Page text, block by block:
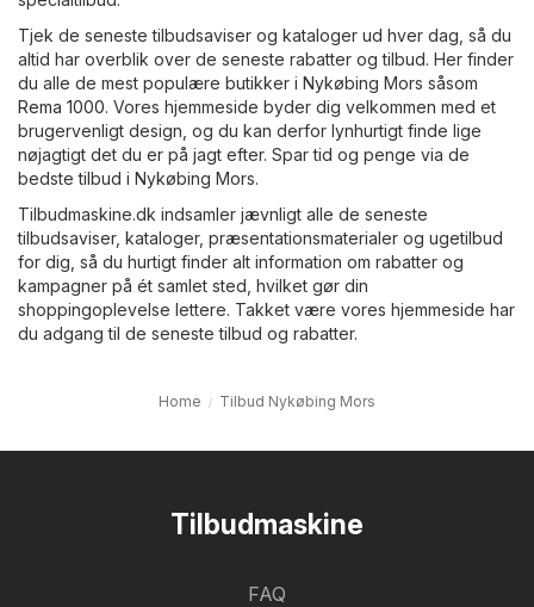
Tjek de seneste tilbudsaviser og kataloger ud hver dag, så du
altid har overblik over de seneste rabatter og tilbud. Her finder
du alle de mest populære butikker i Nykøbing Mors såsom
Rema 1000. Vores hjemmeside byder dig velkommen med et
brugervenligt design, og du kan derfor lynhurtigt finde lige
nøjagtigt det du er på jagt efter. Spar tid og penge via de
bedste tilbud i Nykøbing Mors.
Tilbudmaskine.dk indsamler jævnligt alle de seneste
tilbudsaviser, kataloger, præsentationsmaterialer og ugetilbud
for dig, så du hurtigt finder alt information om rabatter og
kampagner på ét samlet sted, hvilket gør din
shoppingoplevelse lettere. Takket være vores hjemmeside har
du adgang til de seneste tilbud og rabatter.
Home Tilbud Nykøbing Mors
Tilbudmaskine
FAQ